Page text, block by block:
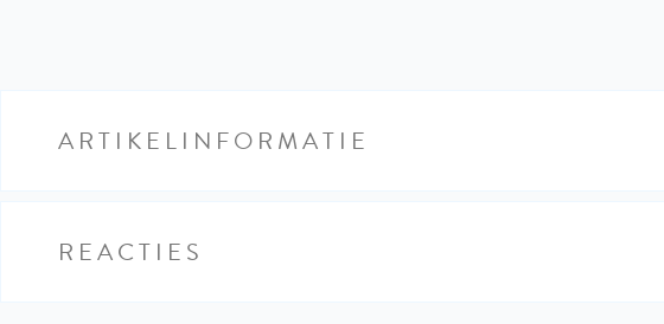
ARTIKELINFORMATIE
REACTIES